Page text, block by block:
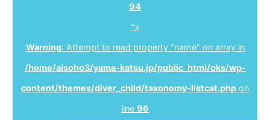
94
">
Warning: Attempt to read property "name" on array in
/home/aisoho3/yama-katsu.jp/public_html/oks/wp-
content/themes/diver_child/taxonomy-listcat.php on
line 96